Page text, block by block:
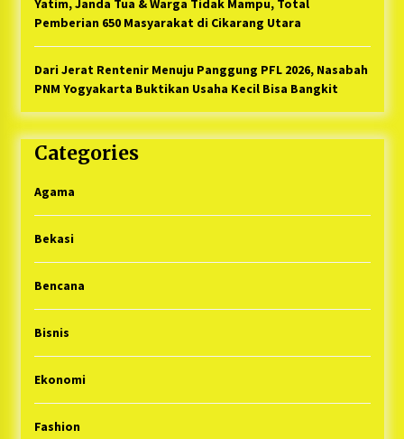
Pemberian 650 Masyarakat di Cikarang Utara
Dari Jerat Rentenir Menuju Panggung PFL 2026, Nasabah
PNM Yogyakarta Buktikan Usaha Kecil Bisa Bangkit
Categories
Agama
Bekasi
Bencana
Bisnis
Ekonomi
Fashion